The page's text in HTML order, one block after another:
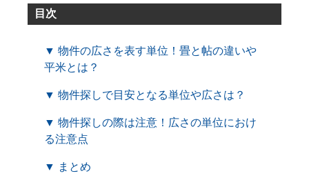
目次
▼ 物件の広さを表す単位！畳と帖の違いや
平米とは？
▼ 物件探しで目安となる単位や広さは？
▼ 物件探しの際は注意！広さの単位におけ
る注意点
▼ まとめ